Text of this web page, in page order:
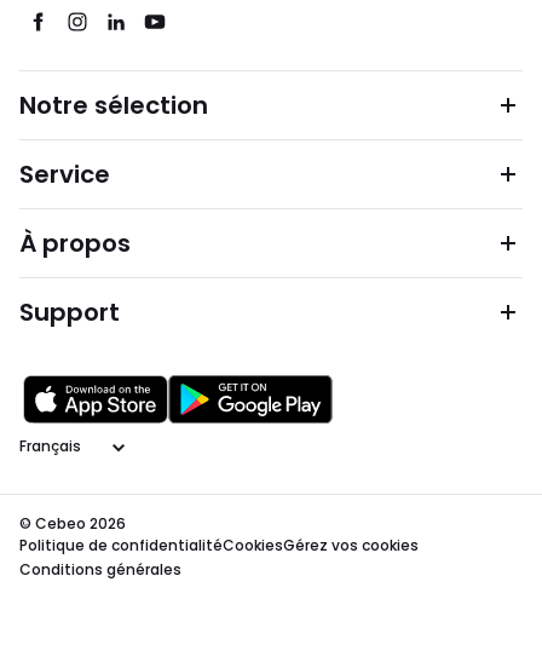
Notre sélection
Service
À propos
Support
Langage
© Cebeo 2026
Politique de confidentialitéCookiesGérez vos cookies
Conditions générales